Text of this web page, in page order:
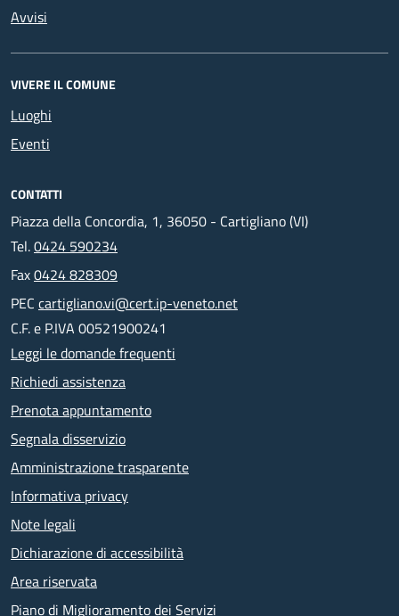
Avvisi
VIVERE IL COMUNE
Luoghi
Eventi
CONTATTI
Piazza della Concordia, 1, 36050 - Cartigliano (VI)
Tel.0424 590234
Fax0424 828309
PEC cartigliano.vi@cert.ip-veneto.net
C.F. e P.IVA 00521900241
Leggi le domande frequenti
Richiedi assistenza
Prenota appuntamento
Segnala disservizio
Amministrazione trasparente
Informativa privacy
Note legali
Dichiarazione di accessibilità
Area riservata
Piano di Miglioramento dei Servizi